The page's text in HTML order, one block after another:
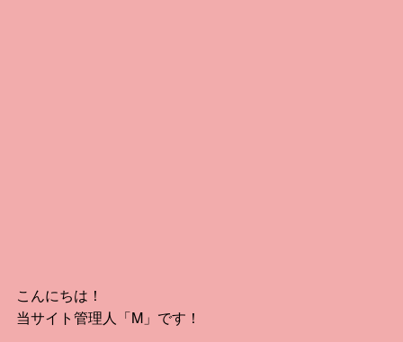
こんにちは！
当サイト管理人「M」です！